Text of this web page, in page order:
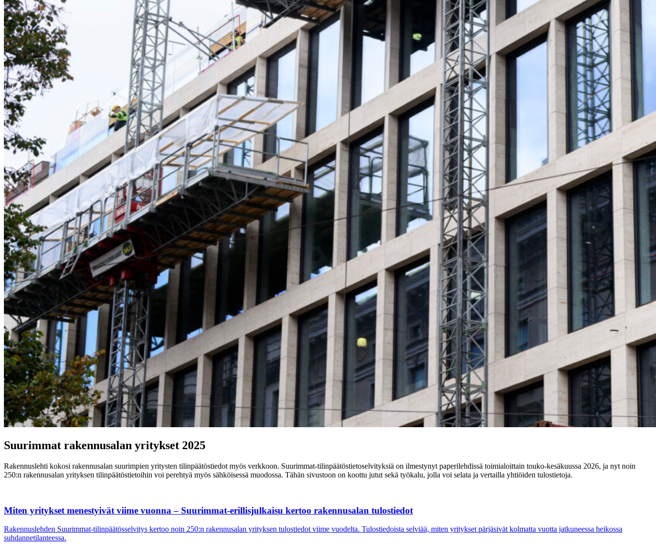
Suurimmat rakennusalan yritykset 2025
Rakennuslehti kokosi rakennusalan suurimpien yritysten tilinpäätöstiedot myös verkkoon. Suurimmat-tilinpäätöstietoselvityksiä on ilmestynyt paperilehdissä toimialoittain touko-kesäkuussa 2026, ja nyt noin
250:n rakennusalan yrityksen tilinpäätöstietoihin voi perehtyä myös sähköisessä muodossa. Tähän sivustoon on koottu jutut sekä työkalu, jolla voi selata ja vertailla yhtiöiden tulostietoja.
Miten yritykset menestyivät viime vuonna – Suurimmat-erillisjulkaisu kertoo rakennusalan tulostiedot
Rakennuslehden Suurimmat-tilinpäätösselvitys kertoo noin 250:n rakennusalan yrityksen tulostiedot viime vuodelta. Tulostiedoista selviää, miten yritykset pärjäsivät kolmatta vuotta jatkuneessa heikossa
suhdannetilanteessa.